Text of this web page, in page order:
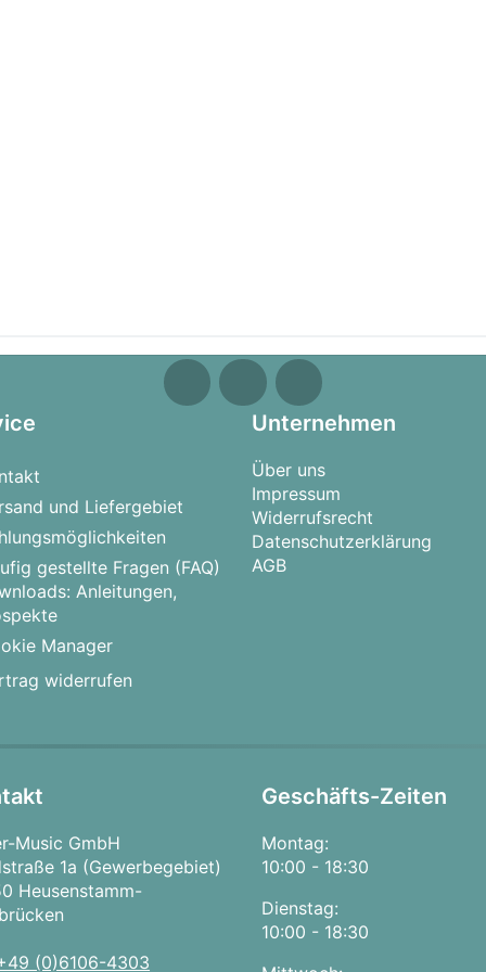
und Liefergebiet
gestellte Fragen (FAQ)
Anleitungen,
Manager
widerrufen
Unternehmen
Über uns
Impressum
Widerrufsrecht
Datenschutzerklärung
AGB
Music GmbH
1a (Gewerbegebiet)
Heusenstamm-
(0)6106-4303
Geschäfts-Zeiten
Montag:
10:00 - 18:30
Dienstag:
10:00 - 18:30